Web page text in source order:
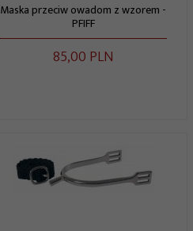
Maska przeciw owadom z wzorem -
PFIFF
85,00 PLN